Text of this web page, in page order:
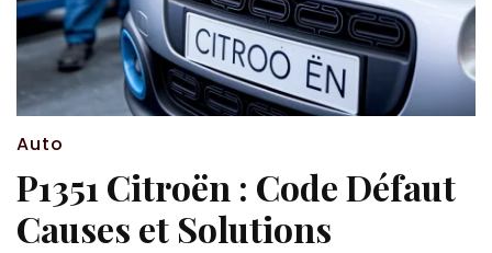
Auto
P1351 Citroën : Code Défaut
Causes et Solutions